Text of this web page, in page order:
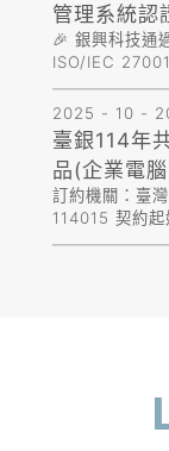
管理系統認
🎉 銀興科技通
ISO/IEC
資訊安全、風
來，我們將持
提...
2025 - 10 -
臺銀114年
品(企業電
訂約機關：臺
114015 契約
期：115 年 08